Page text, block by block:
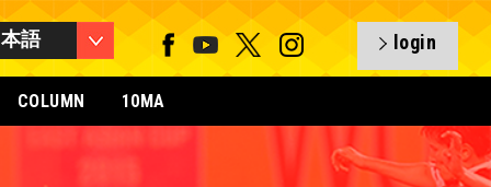
語 login
COLUMN 10MA